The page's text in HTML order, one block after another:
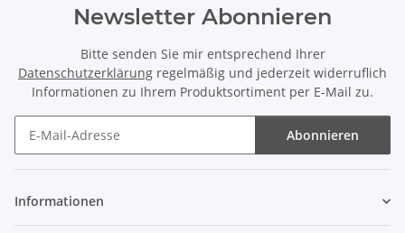
Newsletter Abonnieren
Bitte senden Sie mir entsprechend Ihrer
Datenschutzerklärung regelmäßig und jederzeit widerruflich
Informationen zu Ihrem Produktsortiment per E-Mail zu.
Abonnieren
Informationen